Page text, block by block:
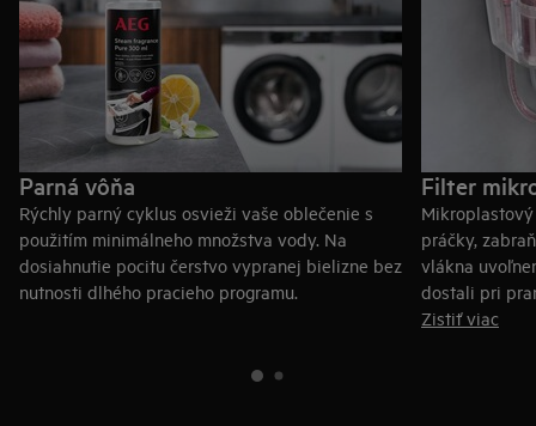
Parná vôňa
Rýchly parný cyklus osvieži vaše oblečenie s
použitím minimálneho množstva vody. Na
dosiahnutie pocitu čerstvo vypranej bielizne bez
nutnosti dlhého pracieho programu.
Filter
práčky,
vlákna
dostali pri
Zistiť viac